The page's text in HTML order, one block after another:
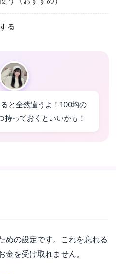
る
と全然違うよ！100均の
持っておくといいかも！
めの設定です。これを忘れる
金を受け取れません。